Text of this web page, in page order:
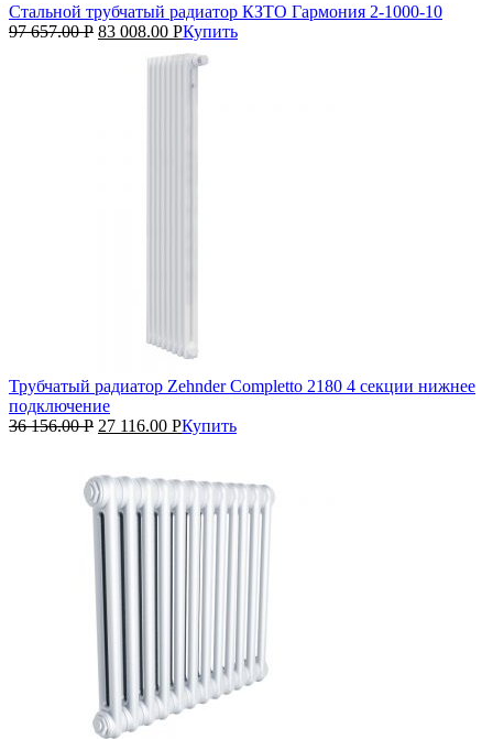
Стальной трубчатый радиатор КЗТО Гармония 2‑1000‑10
97 657.00Р 83 008.00 РКупить
Трубчатый радиатор Zehnder Completto 2180 4 секции нижнее
подключение
36 156.00Р 27 116.00 РКупить